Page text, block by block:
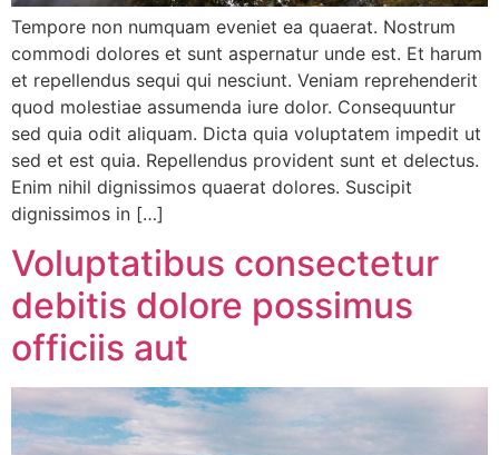
Tempore non numquam eveniet ea quaerat. Nostrum
commodi dolores et sunt aspernatur unde est. Et harum
et repellendus sequi qui nesciunt. Veniam reprehenderit
quod molestiae assumenda iure dolor. Consequuntur
sed quia odit aliquam. Dicta quia voluptatem impedit ut
sed et est quia. Repellendus provident sunt et delectus.
Enim nihil dignissimos quaerat dolores. Suscipit
dignissimos in […]
Voluptatibus consectetur
debitis dolore possimus
officiis aut